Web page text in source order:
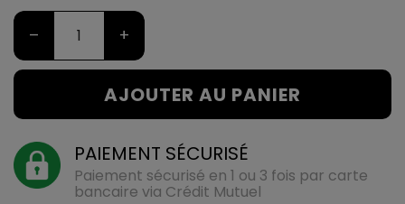
– +
AJOUTER AU PANIER
PAIEMENT SÉCURISÉ
Paiement sécurisé en 1 ou 3 fois par carte
bancaire via Crédit Mutuel